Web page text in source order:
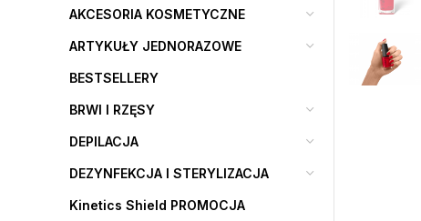
AKCESORIA KOSMETYCZNE
ARTYKUŁY JEDNORAZOWE
BESTSELLERY
BRWI I RZĘSY
DEPILACJA
DEZYNFEKCJA I STERYLIZACJA
Kinetics Shield PROMOCJA